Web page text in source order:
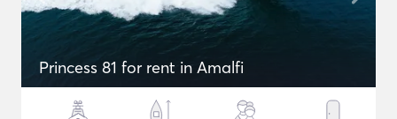
Princess 81 for rent in Amalfi